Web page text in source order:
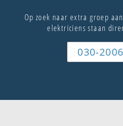
Op zoek naar extra groep
elektriciens staan
030-